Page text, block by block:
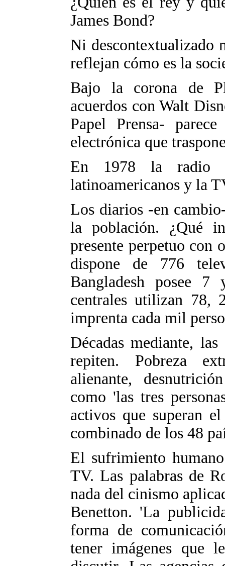
James Bond?
Ni descontextualizado
reflejan cómo es la
Bajo la corona de
acuerdos con Walt
Papel Prensa-
electrónica que
En 1978 la radio
latinoamericanos y la
Los diarios -en
la población. ¿Qué
presente perpetuo con
dispone de 776
Bangladesh posee
centrales utilizan 78,
imprenta cada mil
Décadas mediante,
repiten. Pobreza
alienante,
como 'las tres
activos que superan
combinado de los 48
El sufrimiento
TV. Las palabras de
nada del cinismo
Benetton. 'La
forma de
tener imágenes que